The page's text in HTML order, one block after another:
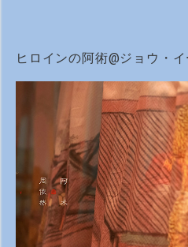
ヒロインの阿術@ジョウ・